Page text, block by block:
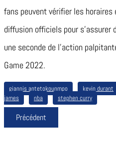
fans peuvent vérifier les horaires
diffusion officiels pour s’assurer
une seconde de l’action
Game 2022.
giannis antetokounmpo kevin durant
james
nba stephen curry
Précédent